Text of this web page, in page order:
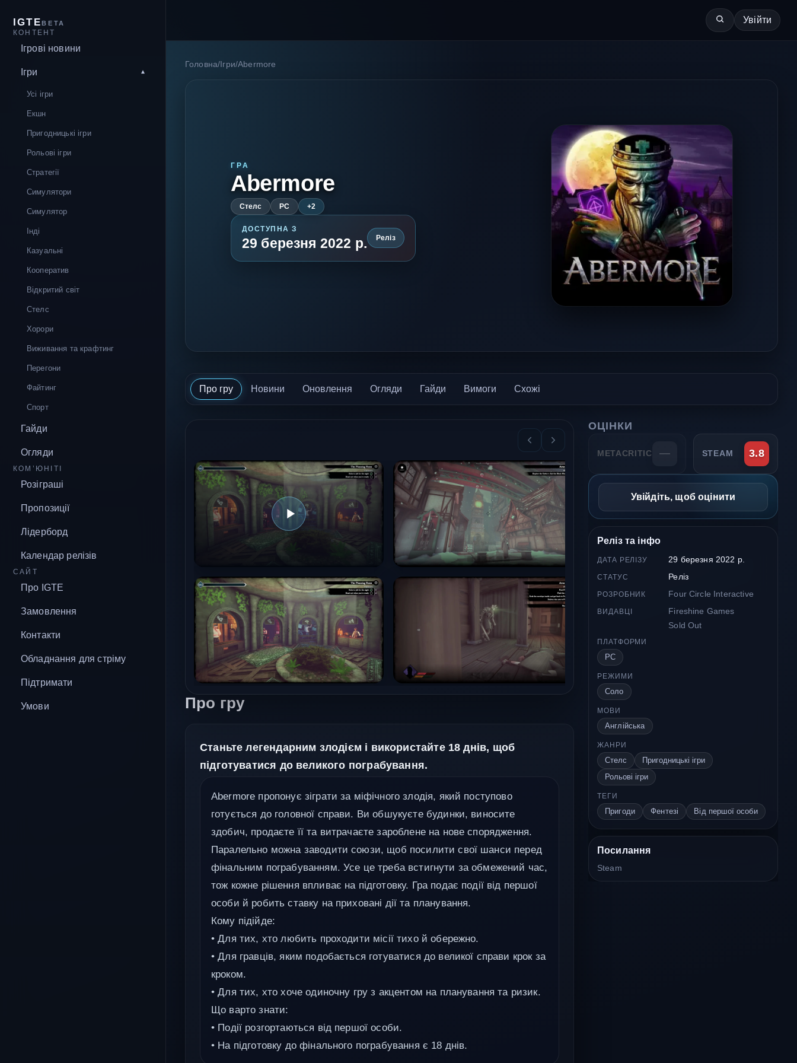
IGTEBETA
КОНТЕНТ
Ігрові новини
Ігри
Усі ігри
Екшн
Пригодницькі ігри
Рольові ігри
Стратегії
Симулятори
Симулятор
Інді
Казуальні
Кооператив
Відкритий світ
Стелс
Хорори
Виживання та крафтинг
Перегони
Файтинг
Спорт
Гайди
Огляди
КОМ’ЮНІТІ
Розіграші
Пропозиції
Лідерборд
Календар релізів
САЙТ
Про IGTE
Замовлення
Контакти
Обладнання для стріму
Підтримати
Умови
Увійти
Головна/ Ігри/Abermore
ГРА
Abermore
Стелс PC +2
ДОСТУПНА З
29 березня 2022 р. Реліз
Про гру Новини Оновлення Огляди Гайди Вимоги Схожі
Про гру
Станьте легендарним злодієм і використайте 18 днів, щоб
підготуватися до великого пограбування.
Abermore пропонує зіграти за міфічного злодія, який поступово
готується до головної справи. Ви обшукуєте будинки, виносите
здобич, продаєте її та витрачаєте зароблене на нове спорядження.
Паралельно можна заводити союзи, щоб посилити свої шанси перед
фінальним пограбуванням. Усе це треба встигнути за обмежений час,
тож кожне рішення впливає на підготовку. Гра подає події від першої
особи й робить ставку на приховані дії та планування.
Кому підійде:
• Для тих, хто любить проходити місії тихо й обережно.
• Для гравців, яким подобається готуватися до великої справи крок за
кроком.
• Для тих, хто хоче одиночну гру з акцентом на планування та ризик.
Що варто знати:
• Події розгортаються від першої особи.
• На підготовку до фінального пограбування є 18 днів.
ОЦІНКИ
METACRITIC — STEAM 3.8
Увійдіть, щоб оцінити
Реліз та інфо
ДАТА РЕЛІЗУ 29 березня 2022 р.
СТАТУС Реліз
РОЗРОБНИК Four Circle Interactive
ВИДАВЦІ
Fireshine Games
Sold Out
ПЛАТФОРМИ
PC
РЕЖИМИ
Соло
МОВИ
Англійська
ЖАНРИ
Стелс
Пригодницькі ігри
Рольові ігри
ТЕГИ
Пригоди Фентезі Від першої особи
Посилання
Steam